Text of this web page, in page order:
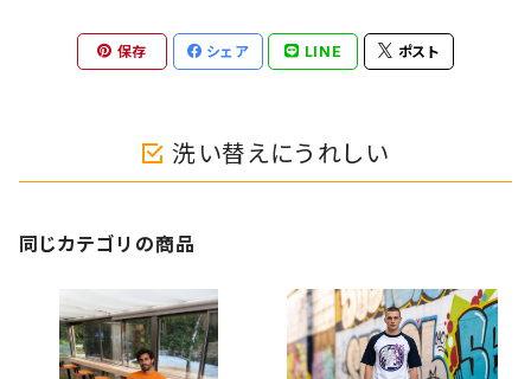
保存 シェア LINE ポスト
洗い替えにうれしい
同じカテゴリの商品